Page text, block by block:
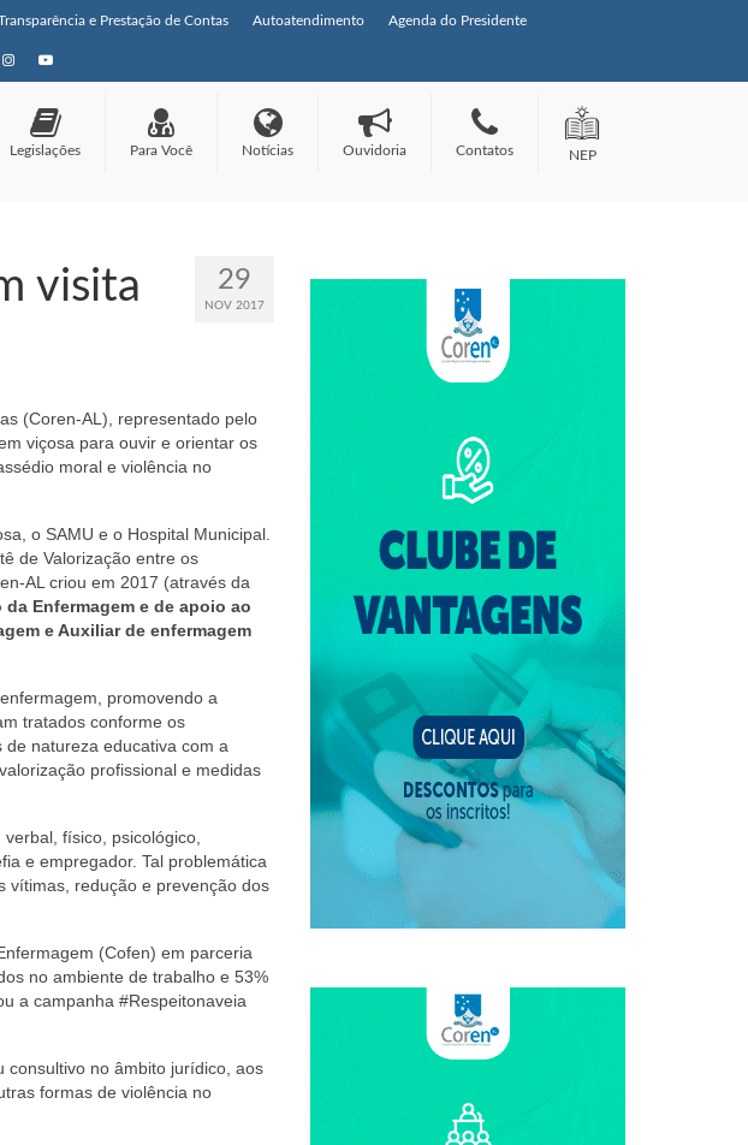
e Prestação de Contas Autoatendimento Agenda do Presidente
Legislações Para Você Notícias Ouvidoria Contatos NEP
29
NOV 2017
visita
(Coren-AL), representado pelo
viçosa para ouvir e orientar os
moral e violência no
o SAMU e o Hospital Municipal.
de Valorização entre os
AL criou em 2017 (através da
da Enfermagem e de apoio ao
e Auxiliar de enfermagem
promovendo a
tratados conforme os
natureza educativa com a
profissional e medidas
físico, psicológico,
e empregador. Tal problemática
vítimas, redução e prevenção dos
(Cofen) em parceria
no ambiente de trabalho e 53%
a campanha #Respeitonaveia
consultivo no âmbito jurídico, aos
formas de violência no